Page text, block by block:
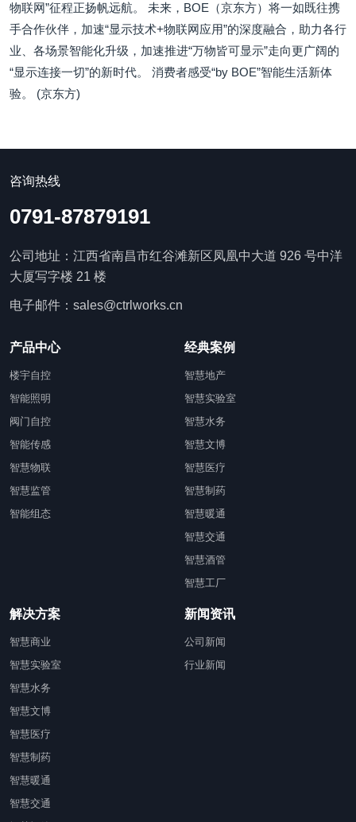
物联网”征程正扬帆远航。 未来，BOE（京东方）将一如既往携
手合作伙伴，加速“显示技术+物联网应用”的深度融合，助力各行
业、各场景智能化升级，加速推进“万物皆可显示”走向更广阔的
“显示连接一切”的新时代。 消费者感受“by BOE”智能生活新体
验。 (京东方)
咨询热线
0791-87879191
公司地址：江西省南昌市红谷滩新区凤凰中大道 926 号中洋
大厦写字楼 21 楼
电子邮件：sales@ctrlworks.cn
产品中心
楼宇自控
智能照明
阀门自控
智能传感
智慧物联
智慧监管
智能组态
经典案例
智慧地产
智慧实验室
智慧水务
智慧文博
智慧医疗
智慧制药
智慧暖通
智慧交通
智慧酒管
智慧工厂
解决方案
智慧商业
智慧实验室
智慧水务
智慧文博
智慧医疗
智慧制药
智慧暖通
智慧交通
新闻资讯
公司新闻
行业新闻